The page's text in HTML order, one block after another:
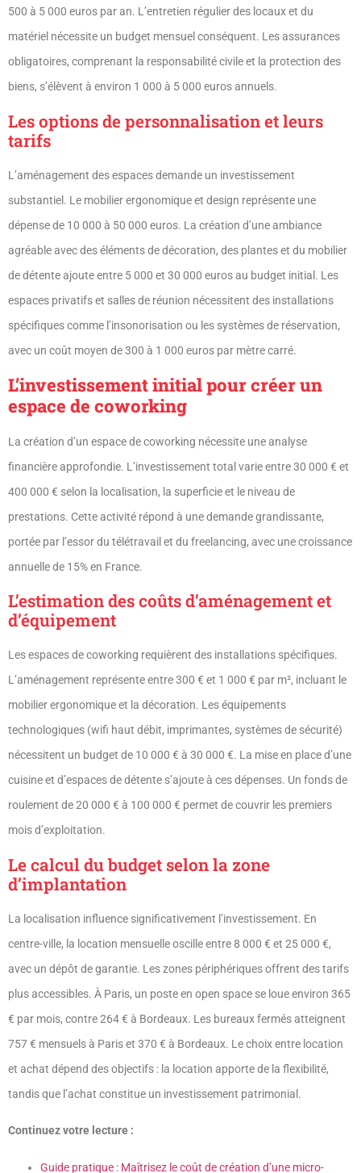
500 à 5 000 euros par an. L’entretien régulier des locaux et du
matériel nécessite un budget mensuel conséquent. Les assurances
obligatoires, comprenant la responsabilité civile et la protection des
biens, s’élèvent à environ 1 000 à 5 000 euros annuels.
Les options de personnalisation et leurs
tarifs
L’aménagement des espaces demande un investissement
substantiel. Le mobilier ergonomique et design représente une
dépense de 10 000 à 50 000 euros. La création d’une ambiance
agréable avec des éléments de décoration, des plantes et du mobilier
de détente ajoute entre 5 000 et 30 000 euros au budget initial. Les
espaces privatifs et salles de réunion nécessitent des installations
spécifiques comme l’insonorisation ou les systèmes de réservation,
avec un coût moyen de 300 à 1 000 euros par mètre carré.
L’investissement initial pour créer un
espace de coworking
La création d’un espace de coworking nécessite une analyse
financière approfondie. L’investissement total varie entre 30 000 € et
400 000 € selon la localisation, la superficie et le niveau de
prestations. Cette activité répond à une demande grandissante,
portée par l’essor du télétravail et du freelancing, avec une croissance
annuelle de 15% en France.
L’estimation des coûts d’aménagement et
d’équipement
Les espaces de coworking requièrent des installations spécifiques.
L’aménagement représente entre 300 € et 1 000 € par m², incluant le
mobilier ergonomique et la décoration. Les équipements
technologiques (wifi haut débit, imprimantes, systèmes de sécurité)
nécessitent un budget de 10 000 € à 30 000 €. La mise en place d’une
cuisine et d’espaces de détente s’ajoute à ces dépenses. Un fonds de
roulement de 20 000 € à 100 000 € permet de couvrir les premiers
mois d’exploitation.
Le calcul du budget selon la zone
d’implantation
La localisation influence significativement l’investissement. En
centre-ville, la location mensuelle oscille entre 8 000 € et 25 000 €,
avec un dépôt de garantie. Les zones périphériques offrent des tarifs
plus accessibles. À Paris, un poste en open space se loue environ 365
€ par mois, contre 264 € à Bordeaux. Les bureaux fermés atteignent
757 € mensuels à Paris et 370 € à Bordeaux. Le choix entre location
et achat dépend des objectifs : la location apporte de la flexibilité,
tandis que l’achat constitue un investissement patrimonial.
Continuez votre lecture :
Guide pratique : Maîtrisez le coût de création d’une micro-